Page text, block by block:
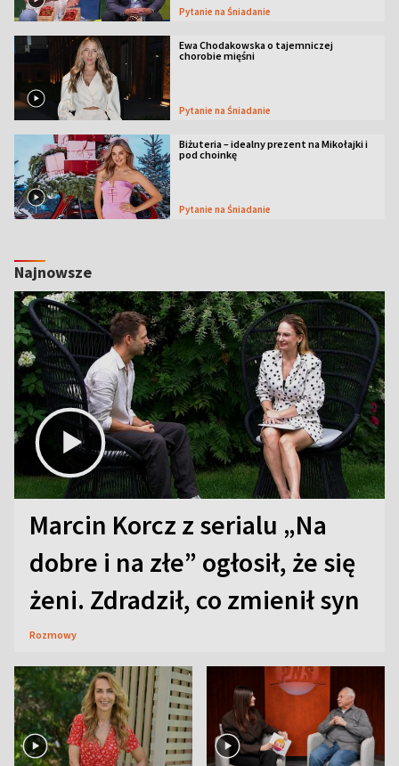
Pytanie na Śniadanie
Ewa Chodakowska o tajemniczej
chorobie mięśni
Pytanie na Śniadanie
Biżuteria – idealny prezent na Mikołajki i
pod choinkę
Pytanie na Śniadanie
Najnowsze
Marcin Korcz z serialu „Na
dobre i na złe” ogłosił, że się
żeni. Zdradził, co zmienił syn
Rozmowy